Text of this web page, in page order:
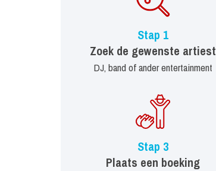
Stap 1
Zoek de gewenste artiest
DJ, band of ander entertainment
Stap 3
Plaats een boeking